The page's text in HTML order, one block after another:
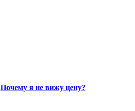
Почему я не вижу цену?